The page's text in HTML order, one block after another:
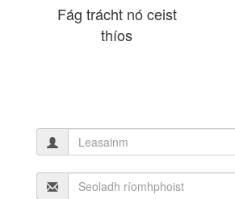
Fág trácht nó ceist
thíos